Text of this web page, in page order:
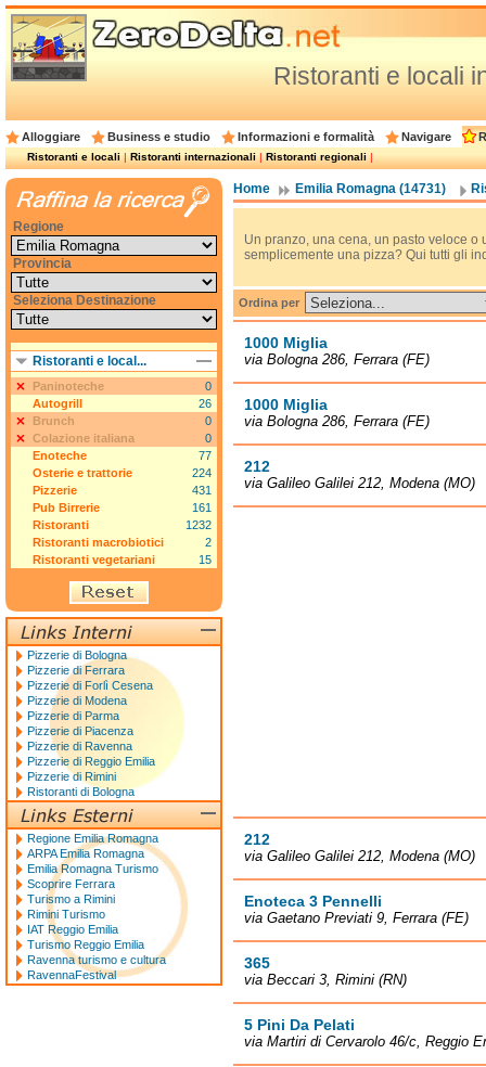
Ristoranti e locali
Alloggiare Business e studio Informazioni e formalità Navigare
Ristoranti e locali|Ristoranti internazionali|Ristoranti regionali|
Home Emilia Romagna (14731)
Un pranzo, una cena, un pasto veloce
semplicemente una pizza? Qui tutti gli
Ordina per
1000 Miglia
via Bologna 286, Ferrara (FE)
1000 Miglia
via Bologna 286, Ferrara (FE)
212
via Galileo Galilei 212, Modena (MO)
212
via Galileo Galilei 212, Modena (MO)
Enoteca 3 Pennelli
via Gaetano Previati 9, Ferrara (FE)
365
via Beccari 3, Rimini (RN)
5 Pini Da Pelati
via Martiri di Cervarolo 46/c, Reggio
Regione
Provincia
Seleziona Destinazione
Ristoranti e local...
Paninoteche
0
Autogrill
26
Brunch
0
Colazione italiana
0
Enoteche
77
Osterie e trattorie
224
Pizzerie
431
Pub Birrerie
161
Ristoranti
1232
Ristoranti macrobiotici
2
Ristoranti vegetariani
15
Pizzerie di Bologna
Pizzerie di Ferrara
Pizzerie di Forlì Cesena
Pizzerie di Modena
Pizzerie di Parma
Pizzerie di Piacenza
Pizzerie di Ravenna
Pizzerie di Reggio Emilia
Pizzerie di Rimini
Ristoranti di Bologna
Regione Emilia Romagna
ARPA Emilia Romagna
Emilia Romagna Turismo
Scoprire Ferrara
Turismo a Rimini
Rimini Turismo
IAT Reggio Emilia
Turismo Reggio Emilia
Ravenna turismo e cultura
RavennaFestival